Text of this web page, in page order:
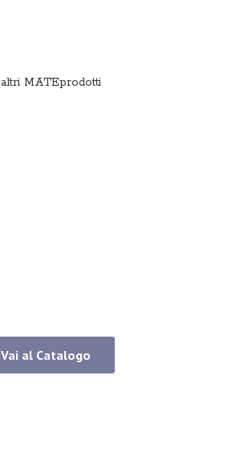
altri MATEprodotti
Vai al Catalogo